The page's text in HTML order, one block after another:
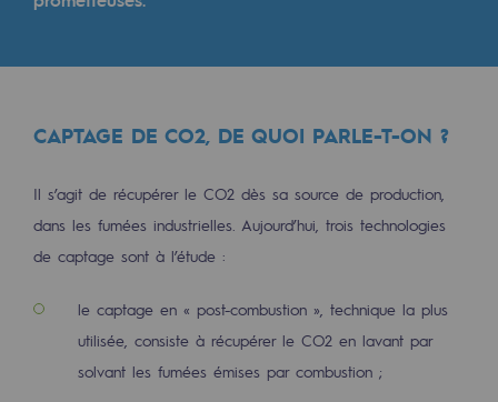
Pyrogazéification et gazéification
Nouveaux usages
Concertations CH4, H2 et CO2
Espace pédagogique
Espace pédagogique
2050 : un monde d’énergies
CAPTAGE DE CO2, DE QUOI PARLE-T-ON ?
Il s’agit de récupérer le CO2 dès sa source de production,
dans les fumées industrielles. Aujourd’hui, trois technologies
de captage sont à l’étude :
le captage en « post-combustion », technique la plus
utilisée, consiste à récupérer le CO2 en lavant par
solvant les fumées émises par combustion ;